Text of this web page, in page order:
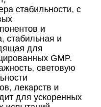
стабильности, с
и
стабильная и
для
GMP.
световую
лекарств и
для ускоренных